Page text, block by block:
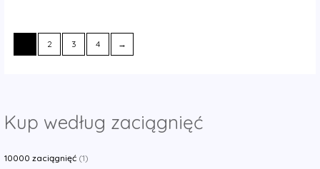
Kup według zaciągnięć
10000 zaciągnięć (1)
2 3 4 →